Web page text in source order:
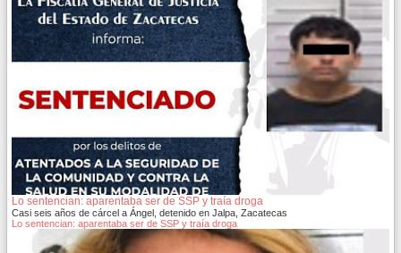
Lo sentencian: aparentaba ser de SSP y traía droga
Casi seis años de cárcel a Ángel, detenido en Jalpa, Zacatecas
Lo sentencian: aparentaba ser de SSP y traía droga